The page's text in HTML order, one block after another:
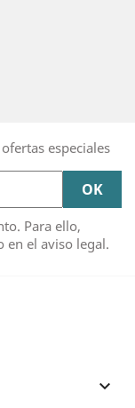
especiales
Para ello,
en el aviso legal.
